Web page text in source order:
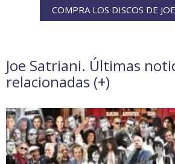
COMPRA LOS DISCOS DE
Joe Satriani. Últimas
relacionadas (+)